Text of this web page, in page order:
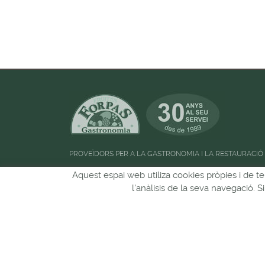
PROVEÏDORS PER A LA GASTRONOMIA I LA RESTAURACIÓ
Horari d'atenció al públic:de 09:00h a
Aquest espai web utiliza cookies pròpies i de
l'anàlisis de la seva navegació.